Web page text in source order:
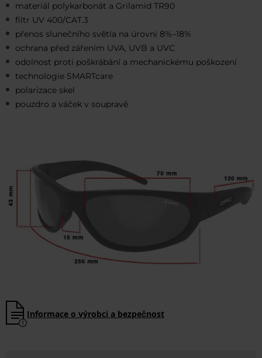
materiál polykarbonát a Grilamid TR90
filtr UV 400/CAT.3
přenos slunečního světla na úrovni 8%–18%
ochrana před zářením UVA, UVB a UVC
odolnost proti poškrábání a mechanickému poškození
technologie SMARTcare
polarizace skel
pouzdro a váček v soupravě
Informace o výrobci a bezpečnost